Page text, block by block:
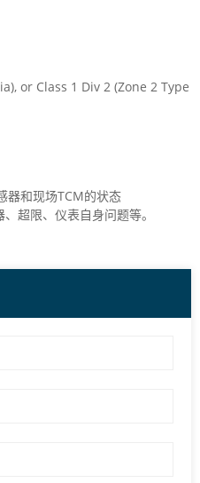
or Class 1 Div 2 (Zone 2 Type
器和现场TCM的状态
超限、仪表自身问题等。